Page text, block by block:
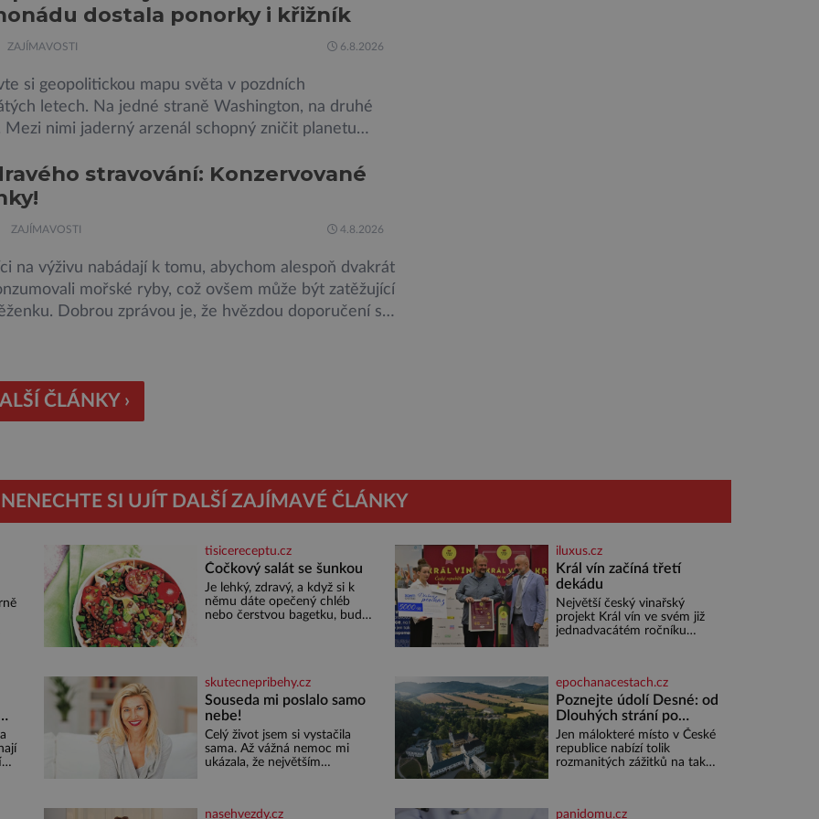
Neplecha byla zahájena. Dopis z Bradavic
dostala ponorky i křižník
ZAJÍMAVOSTI 6.8.2026
si geopolitickou mapu světa v pozdních
letech. Na jedné straně Washington, na druhé
Mezi nimi jaderný arzenál schopný zničit planetu
pohotovosti. A pak je tu Donald Kendall, generální
PepsiCo, který se v květnu roku 1989 stává
flotily, jež čítá sedmnáct […]
stravování: Konzervované
ZAJÍMAVOSTI 4.8.2026
na výživu nabádají k tomu, abychom alespoň dvakrát
mořské ryby, což ovšem může být zatěžující
Dobrou zprávou je, že hvězdou doporučení se
Colin Robertson a zdůrazňuje […]
ČLÁNKY ›
NENECHTE SI UJÍT DALŠÍ ZAJÍMAVÉ ČLÁNKY
tisicereceptu.cz
Čočkový salát se šunkou
Je lehký, zdravý, a když si k
němu dáte opečený chléb
nebo čerstvou bagetku, bude
iluxus.cz
Král vín začíná třetí
dekádu
Největší český vinařský
projekt Král vín ve svém již
jednadvacátém ročníku
od 157 vinařů. Král vín, který
se – i pře
skutecnepribehy.cz
Souseda mi poslalo samo
nebe!
Celý život jsem si vystačila
sama. Až vážná nemoc mi
ukázala, že největším
epochanacestach.cz
Poznejte údolí Desné: od
Dlouhých strání po
termální prameny
Jen málokteré místo v České
republice nabízí tolik
rozmanitých zážitků na tak
nasehvezdy.cz panidomu.cz